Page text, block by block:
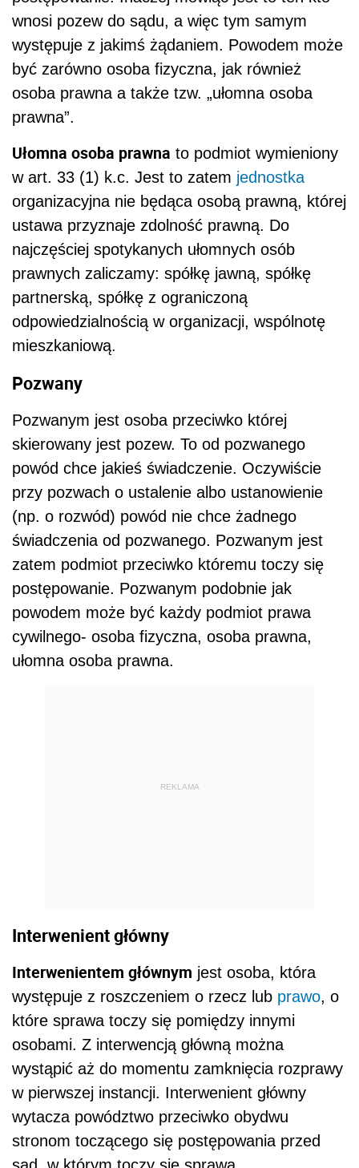
wnosi pozew do sądu, a więc tym samym
występuje z jakimś żądaniem. Powodem może
być zarówno osoba fizyczna, jak również
osoba prawna a także tzw. „ułomna osoba
prawna”.
Ułomna osoba prawna to podmiot wymieniony
w art. 33 (1) k.c. Jest to zatem jednostka
organizacyjna nie będąca osobą prawną, której
ustawa przyznaje zdolność prawną. Do
najczęściej spotykanych ułomnych osób
prawnych zaliczamy: spółkę jawną, spółkę
partnerską, spółkę z ograniczoną
odpowiedzialnością w organizacji, wspólnotę
mieszkaniową.
Pozwany
Pozwanym jest osoba przeciwko której
skierowany jest pozew. To od pozwanego
powód chce jakieś świadczenie. Oczywiście
przy pozwach o ustalenie albo ustanowienie
(np. o rozwód) powód nie chce żadnego
świadczenia od pozwanego. Pozwanym jest
zatem podmiot przeciwko któremu toczy się
postępowanie. Pozwanym podobnie jak
powodem może być każdy podmiot prawa
cywilnego- osoba fizyczna, osoba prawna,
ułomna osoba prawna.
REKLAMA
Interwenient główny
Interwenientem głównym jest osoba, która
występuje z roszczeniem o rzecz lub prawo, o
które sprawa toczy się pomiędzy innymi
osobami. Z interwencją główną można
wystąpić aż do momentu zamknięcia rozprawy
w pierwszej instancji. Interwenient główny
wytacza powództwo przeciwko obydwu
stronom toczącego się postępowania przed